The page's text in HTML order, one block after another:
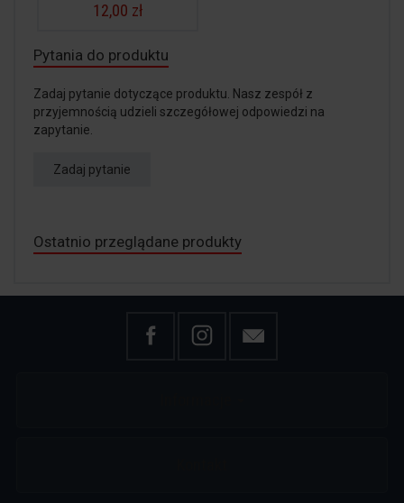
12,00 zł
Pytania do produktu
Zadaj pytanie dotyczące produktu. Nasz zespół z
przyjemnością udzieli szczegółowej odpowiedzi na
zapytanie.
Zadaj pytanie
Ostatnio przeglądane produkty